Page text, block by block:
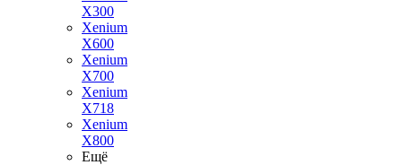
X300
Xenium
X600
Xenium
X700
Xenium
X718
Xenium
X800
Ещё